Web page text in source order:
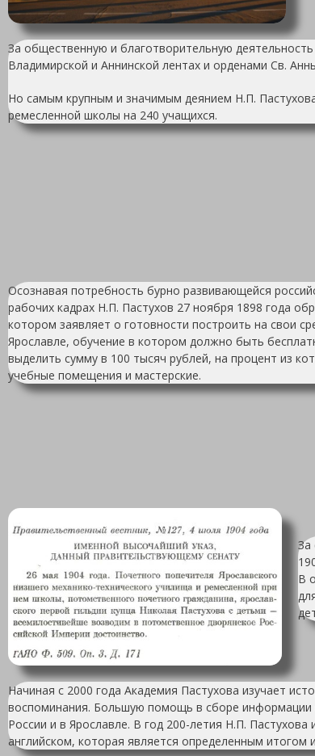
За общественную и благотворительную
Владимирской и Аннинской лентах и орденами Св.
Но самым крупным и значимым деянием Н.П.
ремесленной школы на 240 учащихся.
Осознавая потребность бурно развивающейся
рабочих кадрах Н.П. Пастухов 27 ноября 1898 года
котором заявляет о готовности построить на свои
Ярославле, обучение в котором должно быть
выделить сумму в 100 тысяч рублей, на процент из
учебные помещения и мастерские.
За
В
Начиная с 2000 года Академия Пастухова изучает
воспоминания. Большую помощь в сборе информации
России и в Ярославле. В год 200-летия Н.П.
английском, которая является определенным